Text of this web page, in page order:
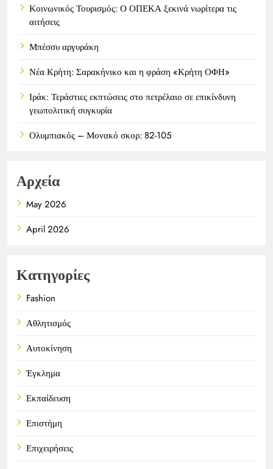
Κοινωνικός Τουρισμός: Ο ΟΠΕΚΑ ξεκινά νωρίτερα τις
αιτήσεις
Μπέσσυ αργυράκη
Νέα Κρήτη: Σαρακήνικο και η φράση «Κρήτη ΟΦΗ»
Ιράκ: Τεράστιες εκπτώσεις στο πετρέλαιο σε επικίνδυνη
γεωπολιτική συγκυρία
Ολυμπιακός – Μονακό σκορ: 82-105
Αρχεία
May 2026
April 2026
Κατηγορίες
Fashion
Αθλητισμός
Αυτοκίνηση
Έγκλημα
Εκπαίδευση
Επιστήμη
Επιχειρήσεις